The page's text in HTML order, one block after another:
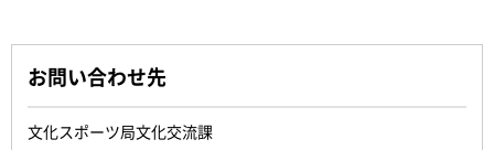
お問い合わせ先
文化スポーツ局文化交流課